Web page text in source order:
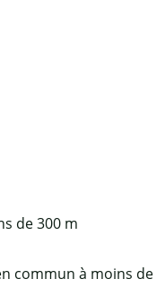
de 300 m
commun à moins de